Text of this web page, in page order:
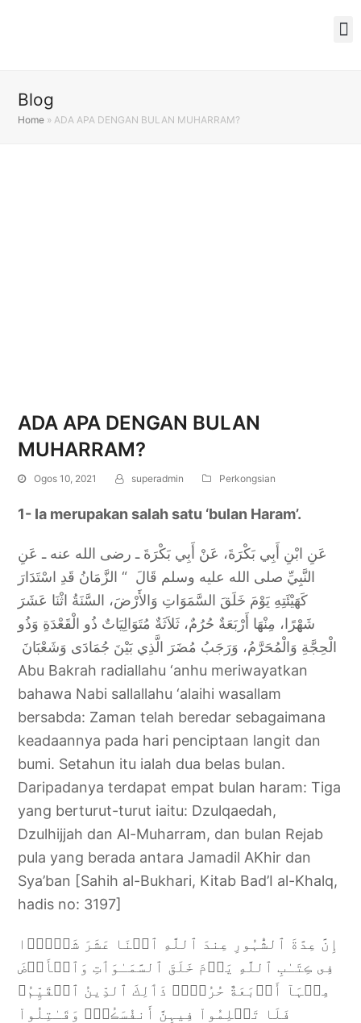
Blog
Home » ADA APA DENGAN BULAN MUHARRAM?
ADA APA DENGAN BULAN
MUHARRAM?
Ogos 10, 2021 superadmin Perkongsian
1- Ia merupakan salah satu ‘bulan Haram’.
عَنِ ابْنِ أَبِي بَكْرَةَ، عَنْ أَبِي بَكْرَةَ ـ رضى الله عنه ـ عَنِ
النَّبِيِّ صلى الله عليه وسلم قَالَ ‏ “‏ الزَّمَانُ قَدِ اسْتَدَارَ
كَهَيْئَتِهِ يَوْمَ خَلَقَ السَّمَوَاتِ وَالأَرْضَ، السَّنَةُ اثْنَا عَشَرَ
شَهْرًا، مِنْهَا أَرْبَعَةٌ حُرُمٌ، ثَلاَثَةٌ مُتَوَالِيَاتٌ ذُو الْقَعْدَةِ وَذُو
الْحِجَّةِ وَالْمُحَرَّمُ، وَرَجَبُ مُضَرَ الَّذِي بَيْنَ جُمَادَى وَشَعْبَانَ ‏
Abu Bakrah radiallahu ‘anhu meriwayatkan
bahawa Nabi sallallahu ‘alaihi wasallam
bersabda: Zaman telah beredar sebagaimana
keadaannya pada hari penciptaan langit dan
bumi. Setahun itu ialah dua belas bulan.
Daripadanya terdapat empat bulan haram: Tiga
yang berturut-turut iaitu: Dzulqaedah,
Dzulhijjah dan Al-Muharram, dan bulan Rejab
pula yang berada antara Jamadil AKhir dan
Sya’ban [Sahih al-Bukhari, Kitab Bad’I al-Khalq,
hadis no: 3197]
إِنَّ عِدَّةَ ٱلشُّہُورِ عِندَ ٱللَّهِ ٱثۡنَا عَشَرَ شَہۡرً۬ا
فِى ڪِتَـٰبِ ٱللَّهِ يَوۡمَ خَلَقَ ٱلسَّمَـٰوَٲتِ وَٱلۡأَرۡضَ
مِنۡہَآ أَرۡبَعَةٌ حُرُمٌ۬‌ۚ ذَٲلِكَ ٱلدِّينُ ٱلۡقَيِّمُ‌ۚ
فَلَا تَظۡلِمُواْ فِيہِنَّ أَنفُسَڪُمۡ‌ۚ وَقَـٰتِلُواْ